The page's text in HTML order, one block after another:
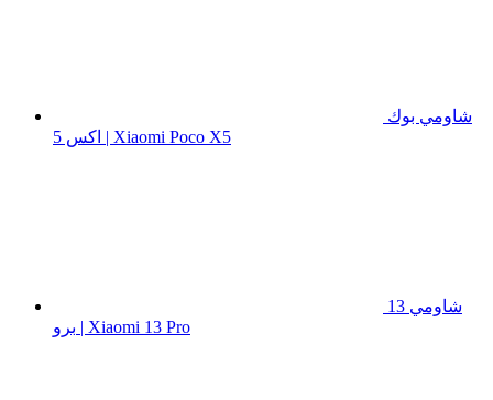
شاومي بوك
اكس 5 | Xiaomi Poco X5
شاومي 13
برو | Xiaomi 13 Pro